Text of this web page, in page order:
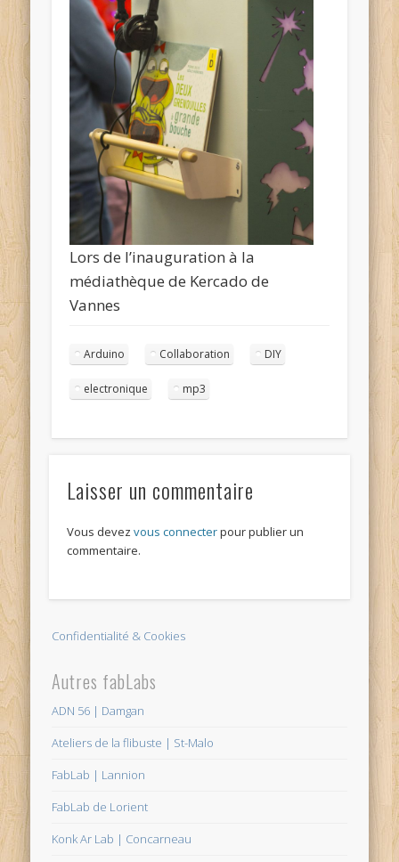
Lors de l’inauguration à la
médiathèque de Kercado de
Vannes
Arduino Collaboration DIY
electronique mp3
Laisser un commentaire
Vous devez vous connecterpour publier un
commentaire.
Confidentialité & Cookies
Autres fabLabs
ADN 56 | Damgan
Ateliers de la flibuste | St-Malo
FabLab | Lannion
FabLab de Lorient
Konk Ar Lab | Concarneau